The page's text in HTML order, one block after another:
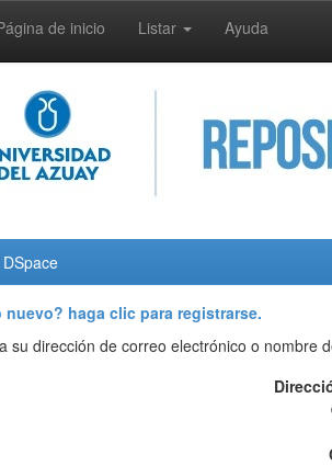
de inicio Listar Ayuda
nuevo? haga clic para registrarse.
su dirección de correo electrónico o nombre